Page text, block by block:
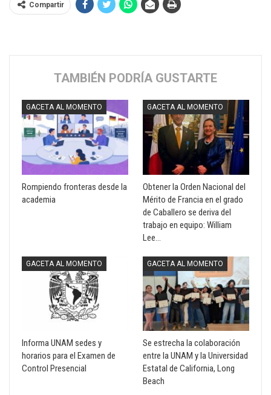
Compartir
TAMBIÉN PODRÍA GUSTARTE
GACETA AL MOMENTO
Rompiendo fronteras desde la
academia
GACETA AL MOMENTO
Obtener la Orden Nacional del
Mérito de Francia en el grado
de Caballero se deriva del
trabajo en equipo: William
Lee…
GACETA AL MOMENTO
Informa UNAM sedes y
horarios para el Examen de
Control Presencial
GACETA AL MOMENTO
Se estrecha la colaboración
entre la UNAM y la Universidad
Estatal de California, Long
Beach